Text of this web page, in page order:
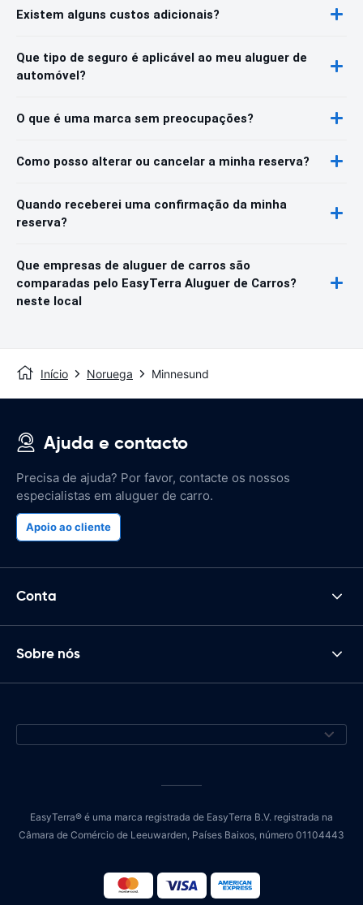
Existem alguns custos adicionais?
Que tipo de seguro é aplicável ao meu aluguer de
automóvel?
O que é uma marca sem preocupações?
Como posso alterar ou cancelar a minha reserva?
Quando receberei uma confirmação da minha
reserva?
Que empresas de aluguer de carros são
comparadas pelo EasyTerra Aluguer de Carros?
neste local
Início Noruega Minnesund
Ajuda e contacto
Precisa de ajuda? Por favor, contacte os nossos
especialistas em aluguer de carro.
Apoio ao cliente
Conta
Sobre nós
EasyTerra® é uma marca registrada de EasyTerra B.V. registrada na
Câmara de Comércio de Leeuwarden, Países Baixos, número 01104443